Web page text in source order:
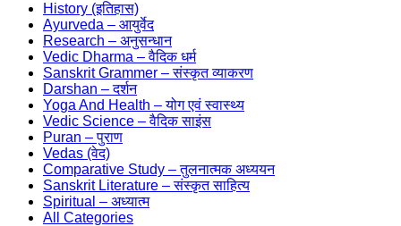
History (इतिहास)
Ayurveda – आयुर्वेद
Research – अनुसन्धान
Vedic Dharma – वैदिक धर्म
Sanskrit Grammer – संस्कृत व्याकरण
Darshan – दर्शन
Yoga And Health – योग एवं स्वास्थ्य
Vedic Science – वैदिक साइंस
Puran – पुराण
Vedas (वेद)
Comparative Study – तुलनात्मक अध्ययन
Sanskrit Literature – संस्कृत साहित्य
Spiritual – अध्यात्म
All Categories